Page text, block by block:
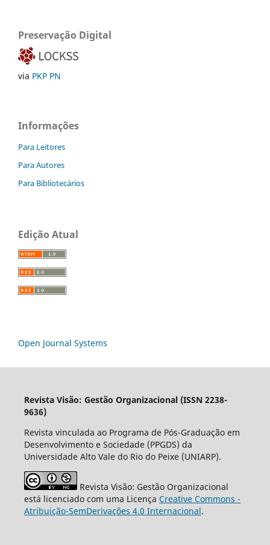
Preservação Digital
via PKP PN
Informações
Para Leitores
Para Autores
Para Bibliotecários
Edição Atual
Open Journal Systems
Revista Visão: Gestão Organizacional (ISSN 2238-
9636)
Revista vinculada ao Programa de Pós-Graduação em
Desenvolvimento e Sociedade (PPGDS) da
Universidade Alto Vale do Rio do Peixe (UNIARP).
Revista Visão: Gestão Organizacional
está licenciado com uma Licença Creative Commons -
Atribuição-SemDerivações 4.0 Internacional.